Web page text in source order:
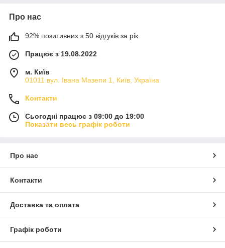
Про нас
92% позитивних з 50 відгуків за рік
Працює з 19.08.2022
м. Київ
01011 вул. Івана Мазепи 1, Київ, Україна
Контакти
Сьогодні працює з 09:00 до 19:00
Показати весь графік роботи
Про нас
Контакти
Доставка та оплата
Графік роботи